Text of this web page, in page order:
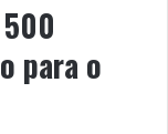
para o